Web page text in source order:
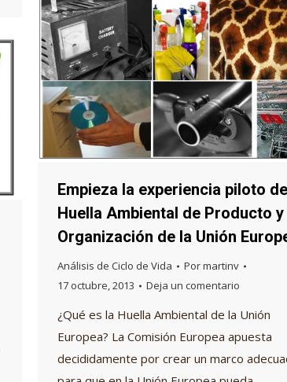
Empieza la experiencia piloto
Huella Ambiental de Producto y
Organización de la Unión
Análisis de Ciclo de Vida Pormartinv
17 octubre, 2013
Deja un comentario
¿Qué es la Huella Ambiental de la Unión
Europea? La Comisión Europea apuesta
decididamente por crear un marco